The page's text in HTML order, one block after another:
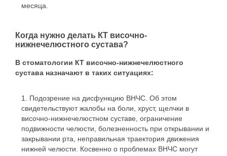
месяца.
Когда нужно делать КТ височно-
нижнечелюстного сустава?
В стоматологии КТ височно-нижнечелюстного
сустава назначают в таких ситуациях:
Подозрение на дисфункцию ВНЧС. Об этом
свидетельствуют жалобы на боли, хруст, щелчки в
височно-нижнечелюстном суставе, ограничение
подвижности челюсти, болезненность при открывании и
закрывании рта, неправильная траектория движения
нижней челюсти. Косвенно о проблемах ВНЧС могут